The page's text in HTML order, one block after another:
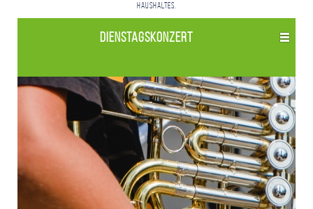
Haushaltes.
Dienstagskonzert